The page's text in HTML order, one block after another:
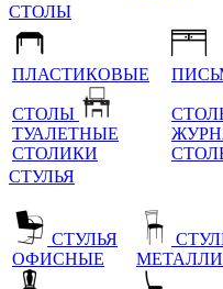
СТОЛЫ
ПЛАСТИКОВЫЕ
СТОЛЫ
ТУАЛЕТНЫЕ
СТОЛИКИ
СТУЛЬЯ
СТУЛЬЯ
ОФИСНЫЕ